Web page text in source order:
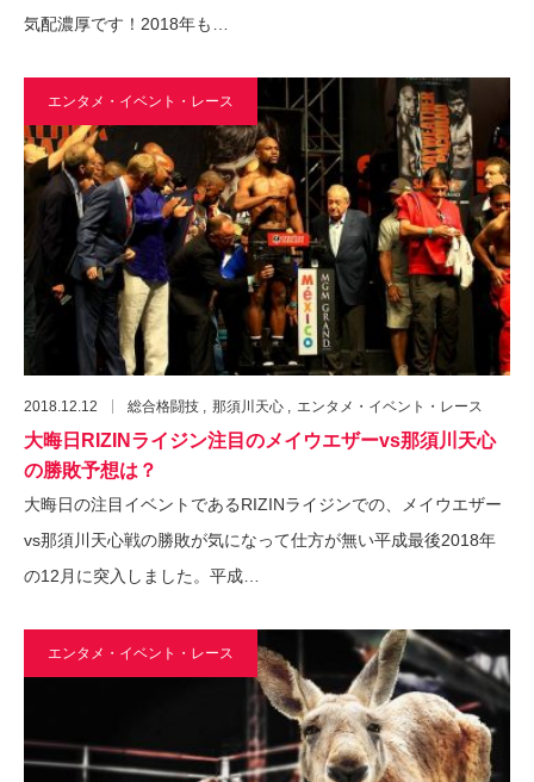
気配濃厚です！2018年も…
エンタメ・イベント・レース
2018.12.12 総合格闘技 那須川天心 エンタメ・イベント・レース
大晦日RIZINライジン注目のメイウエザーvs那須川天心
の勝敗予想は？
大晦日の注目イベントであるRIZINライジンでの、メイウエザー
vs那須川天心戦の勝敗が気になって仕方が無い平成最後2018年
の12月に突入しました。平成…
エンタメ・イベント・レース